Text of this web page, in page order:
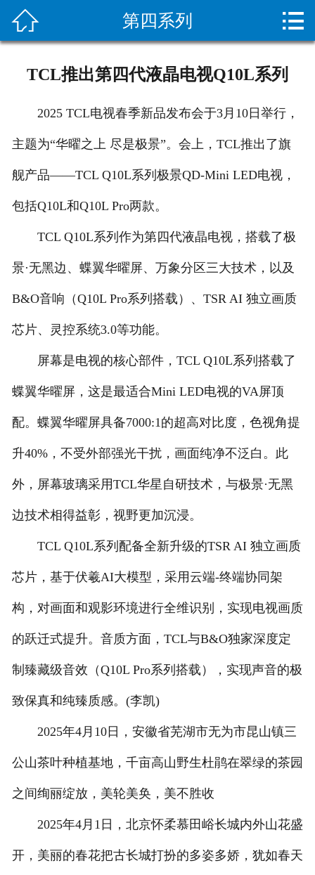
疏通常识
客户留言
人才招聘
 第四系列 
TCL推出第四代液晶电视Q10L系列
2025 TCL电视春季新品发布会于3月10日举行，
主题为“华曜之上 尽是极景”。会上，TCL推出了旗
舰产品——TCL Q10L系列极景QD-Mini LED电视，
包括Q10L和Q10L Pro两款。
TCL Q10L系列作为第四代液晶电视，搭载了极
景·无黑边、蝶翼华曜屏、万象分区三大技术，以及
B&O音响（Q10L Pro系列搭载）、TSR AI 独立画质
芯片、灵控系统3.0等功能。
屏幕是电视的核心部件，TCL Q10L系列搭载了
蝶翼华曜屏，这是最适合Mini LED电视的VA屏顶
配。蝶翼华曜屏具备7000:1的超高对比度，色视角提
升40%，不受外部强光干扰，画面纯净不泛白。此
外，屏幕玻璃采用TCL华星自研技术，与极景·无黑
边技术相得益彰，视野更加沉浸。
TCL Q10L系列配备全新升级的TSR AI 独立画质
芯片，基于伏羲AI大模型，采用云端-终端协同架
构，对画面和观影环境进行全维识别，实现电视画质
的跃迁式提升。音质方面，TCL与B&O独家深度定
制臻藏级音效（Q10L Pro系列搭载），实现声音的极
致保真和纯臻质感。(李凯)
2025年4月10日，安徽省芜湖市无为市昆山镇三
公山茶叶种植基地，千亩高山野生杜鹃在翠绿的茶园
之间绚丽绽放，美轮美奂，美不胜收
2025年4月1日，北京怀柔慕田峪长城内外山花盛
开，美丽的春花把古长城打扮的多姿多娇，犹如春天